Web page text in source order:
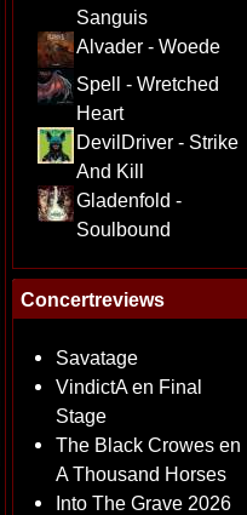
Sanguis
Alvader - Woede
Spell - Wretched
Heart
DevilDriver - Strike
And Kill
Gladenfold -
Soulbound
Concertreviews
Savatage
VindictA en Final
Stage
The Black Crowes en
A Thousand Horses
Into The Grave 2026